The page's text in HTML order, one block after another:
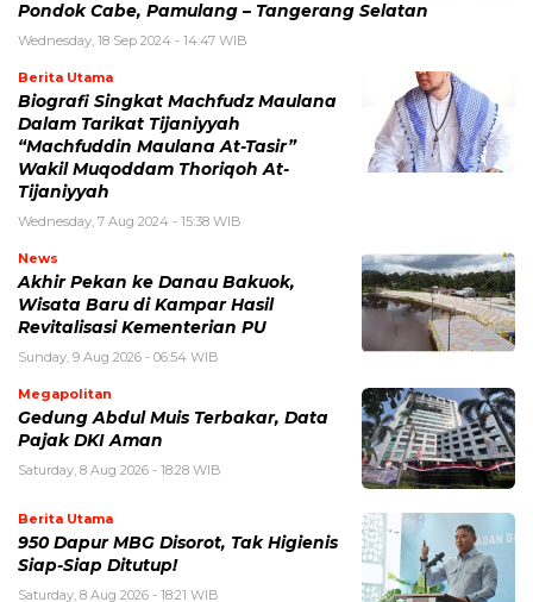
Pondok Cabe, Pamulang – Tangerang Selatan
Wednesday, 18 Sep 2024 - 14:47 WIB
Berita Utama
Biografi Singkat Machfudz Maulana
Dalam Tarikat Tijaniyyah
“Machfuddin Maulana At-Tasir”
Wakil Muqoddam Thoriqoh At-
Tijaniyyah
Wednesday, 7 Aug 2024 - 15:38 WIB
News
Akhir Pekan ke Danau Bakuok,
Wisata Baru di Kampar Hasil
Revitalisasi Kementerian PU
Sunday, 9 Aug 2026 - 06:54 WIB
Megapolitan
Gedung Abdul Muis Terbakar, Data
Pajak DKI Aman
Saturday, 8 Aug 2026 - 18:28 WIB
Berita Utama
950 Dapur MBG Disorot, Tak Higienis
Siap-Siap Ditutup!
Saturday, 8 Aug 2026 - 18:21 WIB